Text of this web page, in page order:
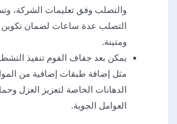
والتصلب وفق تعليمات الشركة،
التصلب عدة ساعات لضمان تكوين
ومتينة.
يمكن بعد جفاف الفوم تنفيذ
مثل إضافة طبقات إضافية من
الدهانات الخاصة لتعزيز العزل
العوامل الجوية.